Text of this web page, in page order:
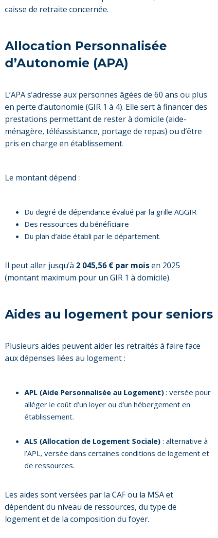
caisse de retraite concernée.
Allocation Personnalisée
d’Autonomie (APA)
L’APA s’adresse aux personnes âgées de 60 ans ou plus
en perte d’autonomie (GIR 1 à 4). Elle sert à financer des
prestations permettant de rester à domicile (aide-
ménagère, téléassistance, portage de repas) ou d’être
pris en charge en établissement.
Le montant dépend :
Du degré de dépendance évalué par la grille AGGIR
Des ressources du bénéficiaire
Du plan d’aide établi par le département.
Il peut aller jusqu’à 2 045,56 € par moisen 2025
(montant maximum pour un GIR 1 à domicile).
Aides au logement pour seniors
Plusieurs aides peuvent aider les retraités à faire face
aux dépenses liées au logement :
APL (Aide Personnalisée au Logement) : versée pour
alléger le coût d’un loyer ou d’un hébergement en
établissement.
ALS (Allocation de Logement Sociale) : alternative à
l’APL, versée dans certaines conditions de logement et
de ressources.
Les aides sont versées par la CAF ou la MSA et
dépendent du niveau de ressources, du type de
logement et de la composition du foyer.